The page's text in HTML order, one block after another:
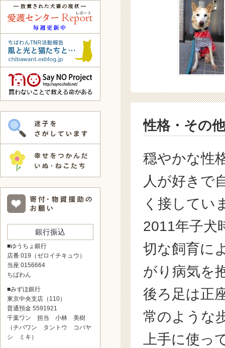
性格・その他
穏やかな性
人が好きで
く接してい
2011年子犬
切な飼育に
がり病気を
後ろ足は正
常のような
上手に使っ
銀行振込
■ゆうちょ銀行
店番 019（ゼロイチキュウ）
当座 0156664
ちばわん
■みずほ銀行
東京中央支店（110）
普通預金 5591921
千葉ワン 担当 小林 美樹
（チバワン タントウ コバヤ
シ ミキ）